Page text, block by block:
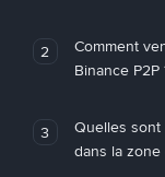
2
Comment
Binance P2P
3
Quelles
dans la zone